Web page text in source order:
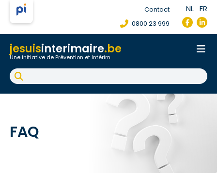
Contact
0800 23 999
NL FR
jesuisinterimaire.be
Une initiative de Prévention et Intérim
Accueil
Fiche de poste de travail
Accident du travail
FAQ